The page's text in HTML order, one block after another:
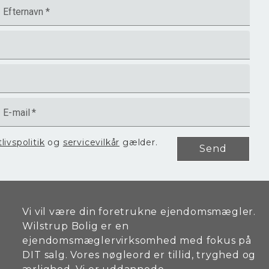
Den
Efternavn *
E-mail *
og servicevilkår gælder.
Send
Vi vil være din foretrukne ejendomsmægler.
Wilstrup Bolig er en
ejendomsmæglervirksomhed med fokus på
DIT salg. Vores nøgleord er tillid, tryghed og